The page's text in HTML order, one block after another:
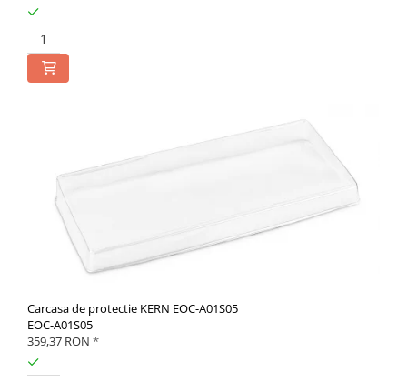
Carcasa de protectie KERN EOC-A01S05
EOC-A01S05
359,37 RON *